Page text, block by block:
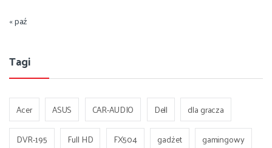
« paź
Tagi
Acer ASUS CAR-AUDIO Dell
dla gracza
DVR-195
Full HD FX504 gadżet
gamingowy